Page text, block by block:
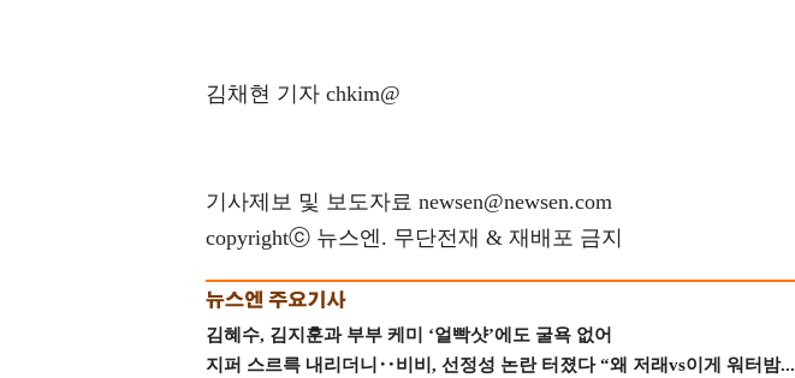
김채현 기자 chkim@
기사제보 및 보도자료 newsen@newsen.com
copyrightⓒ 뉴스엔. 무단전재 & 재배포 금지
김혜수, 김지훈과 부부 케미 ‘얼빡샷’에도 굴욕 없어
지퍼 스르륵 내리더니‥비비, 선정성 논란 터졌다 “왜 저래vs이게 워터밤...